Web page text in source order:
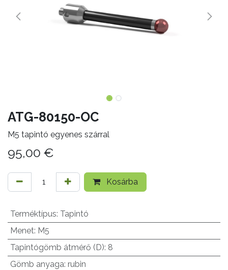
ATG-80150-OC
M5 tapintó egyenes szárral
95,00 €
Kosárba
Terméktípus: Tapintó
Menet: M5
Tapintógömb átmérő (D): 8
Gömb anyaga: rubin